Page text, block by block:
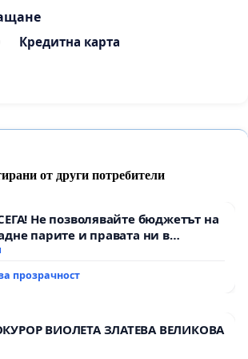
и устойчивост (НПВУ)
европейско финансиране
за таксите за въглеродни
механизъм за компенсиране на
услуги (инерция, реактивна
резерв). Това ще
практика парите на МИ да
изток“ да бъде определен
Кредитна карта
от други потребители
Не позволявайте бюджетът на
парите и правата ни в
прозрачност
ВИОЛЕТА ЗЛАТЕВА ВЕЛИКОВА